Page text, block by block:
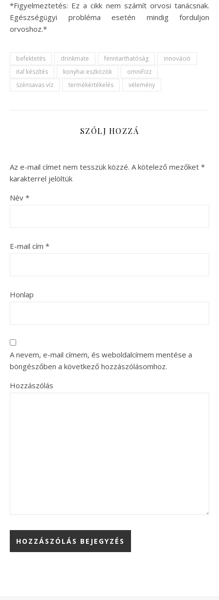
*Figyelmeztetés: Ez a cikk nem számít orvosi tanácsnak.
Egészségügyi probléma esetén mindig forduljon
orvoshoz.*
befektetés drinkmate fenntarthatóság
innováció
ital készítés
konyhai eszközök
omniFizz
szénsavas víz
termékértékelés vélemény
SZÓLJ HOZZÁ
Az e-mail címet nem tesszük közzé. A kötelező mezőket *
karakterrel jelöltük
Név *
E-mail cím *
Honlap
A nevem, e-mail címem, és weboldalcímem mentése a
böngészőben a következő hozzászólásomhoz.
Hozzászólás